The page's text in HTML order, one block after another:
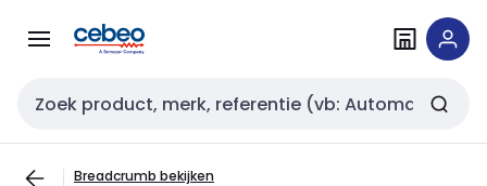
naar
naar
Zoekveld invoer
Breadcrumb bekijken